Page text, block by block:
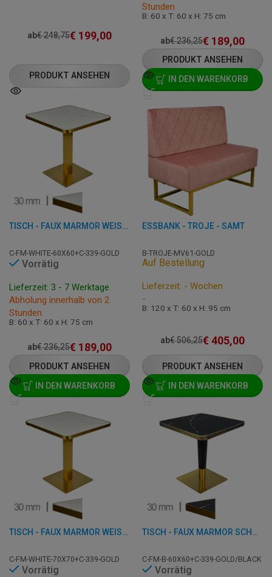
ab€248,75€ 199,00
PRODUKT ANSEHEN
Stunden
B: 60 x T: 60 x H: 75 cm
ab€236,25€ 189,00
PRODUKT ANSEHEN
IN DEN WARENKORB
TISCH - FAUX MARMOR WEISS - 60X60 CM
C-FM-WHITE-60X60+C-339-GOLD
Vorrätig
Lieferzeit: 3 - 7 Werktage
Abholung innerhalb von 2
Stunden
B: 60 x T: 60 x H: 75 cm
ab€236,25€ 189,00
PRODUKT ANSEHEN
IN DEN WARENKORB
ESSBANK - TROJE - SAMT
B-TROJE-MV61-GOLD
Auf Bestellung
Lieferzeit: - Wochen
-
B: 120 x T: 60 x H: 95 cm
ab€506,25€ 405,00
PRODUKT ANSEHEN
IN DEN WARENKORB
TISCH - FAUX MARMOR WEISS - 70X70 CM
C-FM-WHITE-70X70+C-339-GOLD
Vorrätig
TISCH - FAUX MARMOR SCHWARZ - 60X60 CM
C-FM-B-60X60+C-339-GOLD/BLACK
Vorrätig